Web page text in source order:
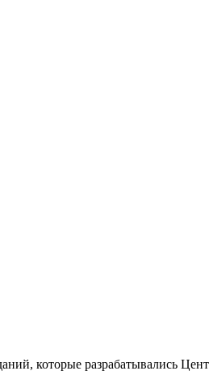
которые разрабатывались